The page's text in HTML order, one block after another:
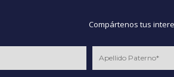
Compártenos tus